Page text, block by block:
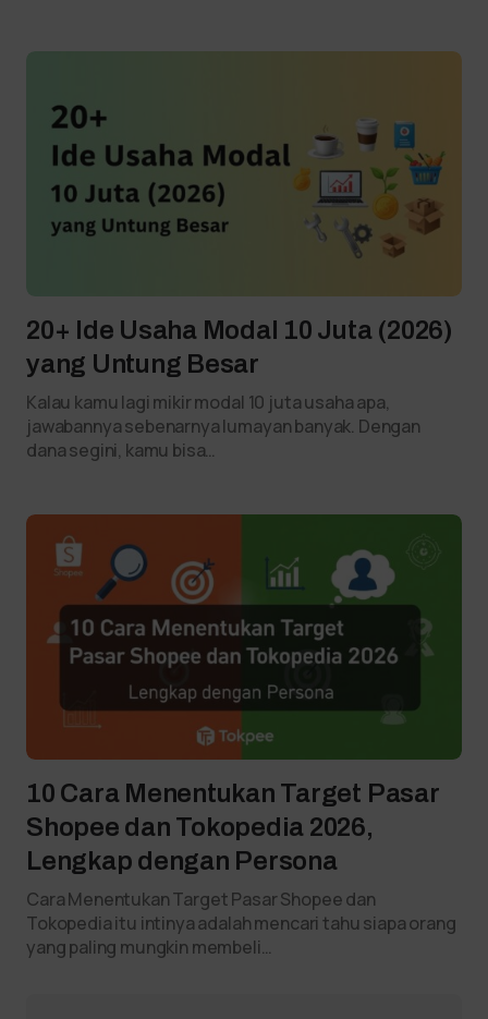
20+ Ide Usaha Modal 10 Juta (2026)
yang Untung Besar
Kalau kamu lagi mikir modal 10 juta usaha apa,
jawabannya sebenarnya lumayan banyak. Dengan
dana segini, kamu bisa…
10 Cara Menentukan Target Pasar
Shopee dan Tokopedia 2026,
Lengkap dengan Persona
Cara Menentukan Target Pasar Shopee dan
Tokopedia itu intinya adalah mencari tahu siapa orang
yang paling mungkin membeli…